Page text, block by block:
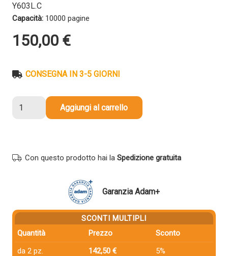
Y603L.C
Capacità: 10000 pagine
150,00 €
CONSEGNA IN 3-5 GIORNI
compatibile
GIALLO
Aggiungi al carrello
Con questo prodotto hai la Spedizione gratuita
Garanzia Adam+
SCONTI MULTIPLI
Quantità
Prezzo
Sconto
da 2 pz.
142,50 €
5%